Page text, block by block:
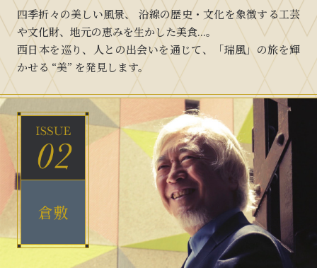
四季折々の美しい風景、 沿線の歴史・文化を象徴する工芸
や文化財、地元の恵みを生かした美食...。
西日本を巡り、人との出会いを通じて、
「瑞風」の旅を輝
かせる “美” を発見します。
倉敷